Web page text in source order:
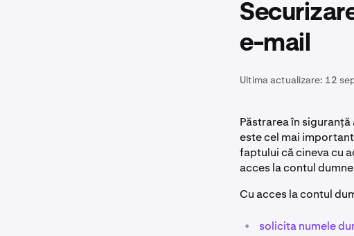
e-mail
Ultima actualizare: 12
Păstrarea în
este cel mai
faptului că cineva cu
acces la contul
Cu acces la contul
• solicita numele